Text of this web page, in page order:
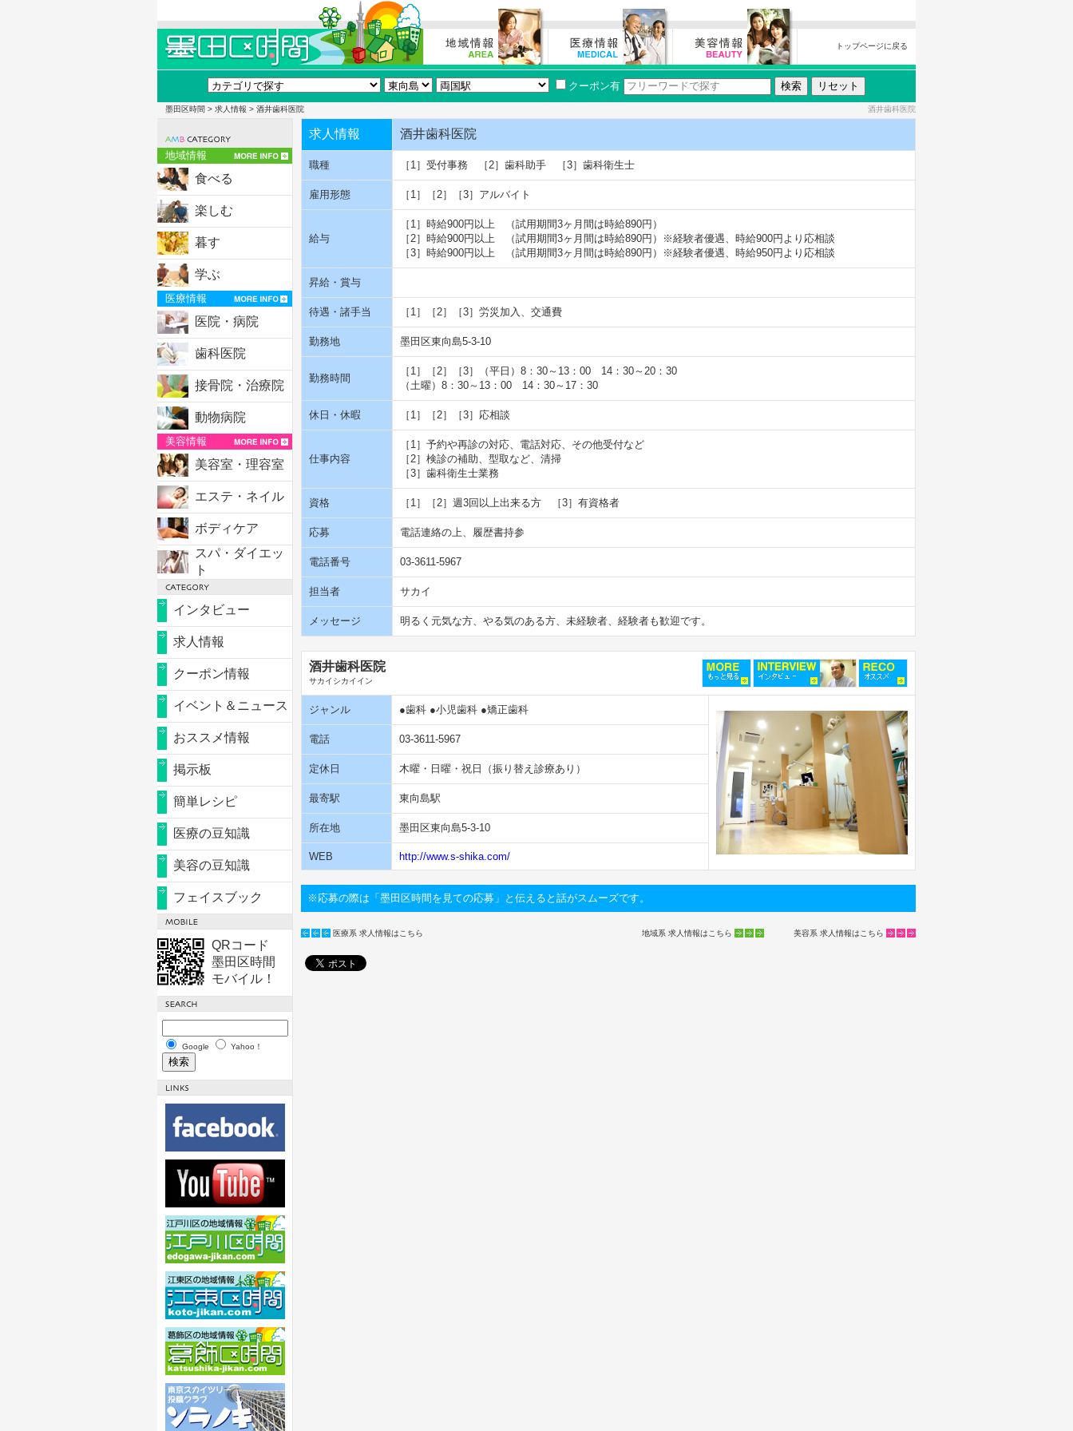
トップページに戻る
クーポン有
墨田区時間 > 求人情報 > 酒井歯科医院 酒井歯科医院
地域情報
食べる
楽しむ
暮す
学ぶ
医療情報
医院・病院
歯科医院
接骨院・治療院
動物病院
美容情報
美容室・理容室
エステ・ネイル
ボディケア
スパ・ダイエッ
ト
インタビュー
求人情報
クーポン情報
イベント＆ニュース
おススメ情報
掲示板
簡単レシピ
医療の豆知識
美容の豆知識
フェイスブック
QRコード
墨田区時間
モバイル！
Google Yahoo！
求人情報 酒井歯科医院
職種 ［1］受付事務 ［2］歯科助手 ［3］歯科衛生士
雇用形態 ［1］［2］［3］アルバイト
給与
［1］時給900円以上 （試用期間3ヶ月間は時給890円）
［2］時給900円以上 （試用期間3ヶ月間は時給890円）※経験者優遇、時給900円より応相談
［3］時給900円以上 （試用期間3ヶ月間は時給890円）※経験者優遇、時給950円より応相談
昇給・賞与
待遇・諸手当 ［1］［2］［3］労災加入、交通費
勤務地 墨田区東向島5-3-10
勤務時間
［1］［2］［3］（平日）8：30～13：00 14：30～20：30
（土曜）8：30～13：00 14：30～17：30
休日・休暇 ［1］［2］［3］応相談
仕事内容
［1］予約や再診の対応、電話対応、その他受付など
［2］検診の補助、型取など、清掃
［3］歯科衛生士業務
資格 ［1］［2］週3回以上出来る方 ［3］有資格者
応募 電話連絡の上、履歴書持参
電話番号 03-3611-5967
担当者 サカイ
メッセージ 明るく元気な方、やる気のある方、未経験者、経験者も歓迎です。
酒井歯科医院
サカイシカイイン
ジャンル ●歯科 ●小児歯科 ●矯正歯科
電話 03-3611-5967
定休日 木曜・日曜・祝日（振り替え診療あり）
最寄駅 東向島駅
所在地 墨田区東向島5-3-10
WEB http://www.s-shika.com/
※応募の際は「墨田区時間を見ての応募」と伝えると話がスムーズです。
医療系 求人情報はこちら 地域系 求人情報はこちら 美容系 求人情報はこちら